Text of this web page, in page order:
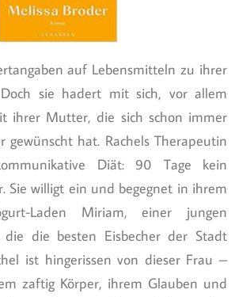
auf Lebensmitteln zu ihrer
Doch sie hadert mit sich, vor allem
ihrer Mutter, die sich schon immer
gewünscht hat. Rachels Therapeutin
Diät: 90 Tage kein
Sie willigt ein und begegnet in ihrem
Laden Miriam, einer jungen
die die besten Eisbecher der Stadt
ist hingerissen von dieser Frau –
zaftig Körper, ihrem Glauben und